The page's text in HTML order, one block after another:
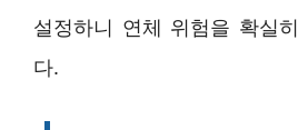
설정하니 연체 위험을 확실
다.